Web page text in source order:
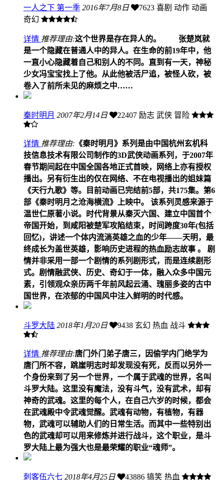
一人之下 第一季 2016年7月8日 7623 喜剧 动作 动画
奇幻
详情 推荐理由:这个世界是存在异人的。 张楚岚就
是一个隐藏在普通人中的异人。在生命的前19年中，他
一直小心隐藏着自己和别人的不同。直到有一天，神秘
少女冯宝宝找上了他。从此他被活尸追，被怪人砍，被
卷入了前所未见的麻烦之中……
秦时明月 2007年2月14日 22407 励志 武侠 冒险
详情 推荐理由: 《秦时明月》系列是由中国杭州玄机科
技信息技术有限公司制作的3D武侠动画系列，于2007年
春节期间起在中国全国各地正式首映，网络上亦有授权
播出。另有衍生出的仅在网络、不在电视播出的姐妹篇
《天行九歌》等。目前动画已完结前5部，共175集。第6
部《秦时明月之沧海横流》上映中。 该系列灵感来源于
温世仁原著小说。时代背景从秦灭六国、建立中国首个
帝国开始，到咸阳被楚军攻陷结束，时间跨度30年(包括
回忆)，讲述一个体内流淌英雄之血的少年——天明，最
终成长为盖世英雄，影响历史进程的热血励志故事 。 剧
情并非采用一部一个剧情的系列剧形式，而是连续剧形
式。剧情融武侠、历史、奇幻于一体，融入众多中国元
素，引领观众亲历两千年前风起云涌、瑰丽多姿的古中
国世界，在浓郁的中国风中注入鲜明的时代感。
斗罗大陆 2018年1月20日 9438 玄幻 热血 战斗
详情 推荐理由:唐门外门弟子唐三，因偷学内门绝学为
唐门所不容，跳崖明志时却发现没有死，反而以另外一
个身份来到了另一个世界，一个属于武魂的世界，名叫
斗罗大陆。这里没有魔法，没有斗气，没有武术，却有
神奇的武魂。这里的每个人，在自己六岁的时候，都会
在武魂殿中令武魂觉醒。武魂有动物，有植物，有器
物，武魂可以辅助人们的日常生活。而其中一些特别出
色的武魂却可以用来修炼并进行战斗，这个职业，是斗
罗大陆上最为强大也是最荣耀的职业“魂师”。
刺客伍六七 2018年4月25日 43886 搞笑 热血